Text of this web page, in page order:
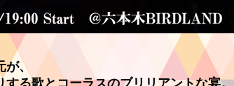
、
る歌とコーラスのブリリアントな宴。